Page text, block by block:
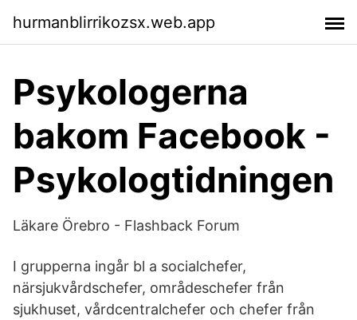
hurmanblirrikozsx.web.app
Psykologerna
bakom Facebook -
Psykologtidningen
Läkare Örebro - Flashback Forum
I grupperna ingår bl a socialchefer,
närsjukvårdschefer, områdeschefer från
sjukhuset, vårdcentralchefer och chefer från